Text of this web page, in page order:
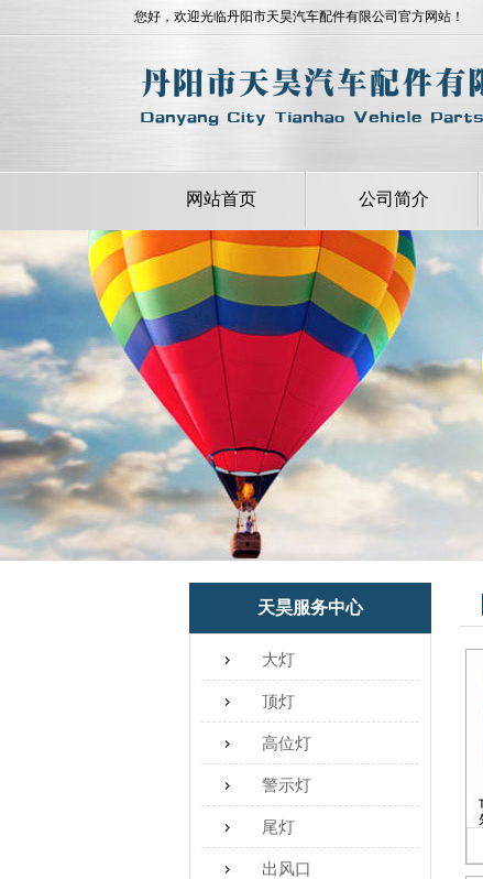
您好，欢迎光临丹阳市天昊汽车配件有限公司官方网站！
网站首页 公司简介
天昊服务中心
大灯
顶灯
高位灯
警示灯
尾灯
出风口